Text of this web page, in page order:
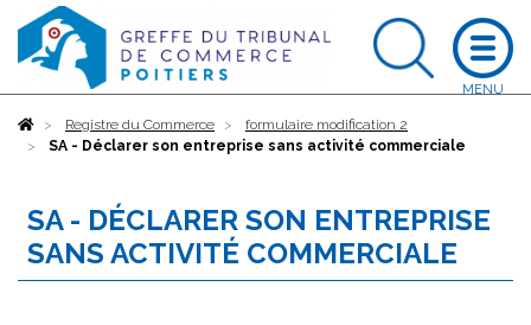
AccueilRegistre du Commerce
formulaire modification 2
SA - Déclarer son entreprise sans activité commerciale
SA - DÉCLARER SON ENTREPRISE
SANS ACTIVITÉ COMMERCIALE